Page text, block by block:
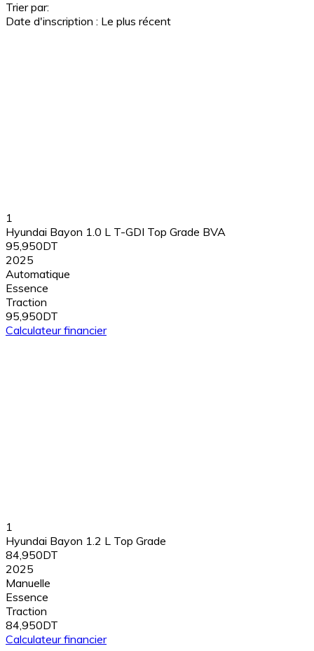
Trier par:
Date d'inscription : Le plus récent
1
Hyundai Bayon 1.0 L T-GDI Top Grade BVA
95,950DT
2025
Automatique
Essence
Traction
95,950DT
Calculateur financier
1
Hyundai Bayon 1.2 L Top Grade
84,950DT
2025
Manuelle
Essence
Traction
84,950DT
Calculateur financier